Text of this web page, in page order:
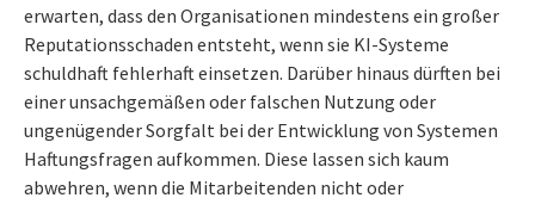
erwarten, dass den Organisationen mindestens ein großer
Reputationsschaden entsteht, wenn sie KI-Systeme
schuldhaft fehlerhaft einsetzen. Darüber hinaus dürften bei
einer unsachgemäßen oder falschen Nutzung oder
ungenügender Sorgfalt bei der Entwicklung von Systemen
Haftungsfragen aufkommen. Diese lassen sich kaum
abwehren, wenn die Mitarbeitenden nicht oder